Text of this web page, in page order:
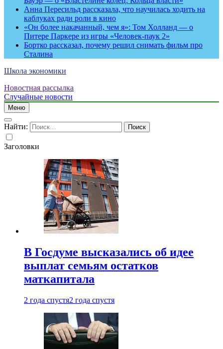
Анна Пересильд рассказала, что научилась ходить на
каблуках ради роли в кино
«Он более накачанный, чем я»: Том Холланд — о
Питере Паркере из игры «Человек-паук 2»
Бортко рассказал, почему решил снимать фильм про
Сталина
Школа экономики
Новостная рассылка
Случайные новости
Меню
Найти:
Заголовки
В Госдуме высказались об идее
выплат семьям остатков
маткапитала
2 года спустя2 года спустя